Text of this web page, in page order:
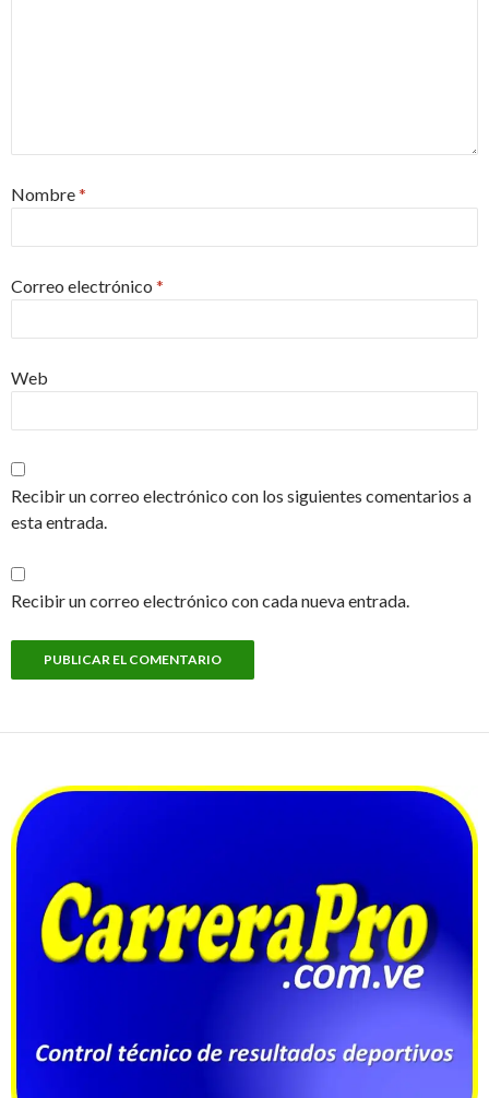
Nombre*
Correo electrónico *
Web
Recibir un correo electrónico con los siguientes comentarios a
esta entrada.
Recibir un correo electrónico con cada nueva entrada.